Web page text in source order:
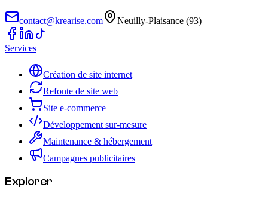
contact@krearise.com Neuilly-Plaisance (93)
Services
Création de site internet
Refonte de site web
Site e-commerce
Développement sur-mesure
Maintenance & hébergement
Campagnes publicitaires
Explorer